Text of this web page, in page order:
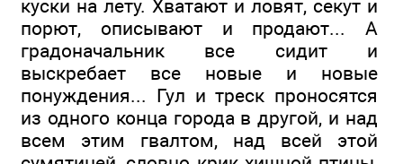
куски на лету. Хватают и ловят, секут и
порют, описывают и продают... А
градоначальник все сидит и
выскребает все новые и новые
понуждения... Гул и треск проносятся
из одного конца города в другой, и над
всем этим гвалтом, над всей этой